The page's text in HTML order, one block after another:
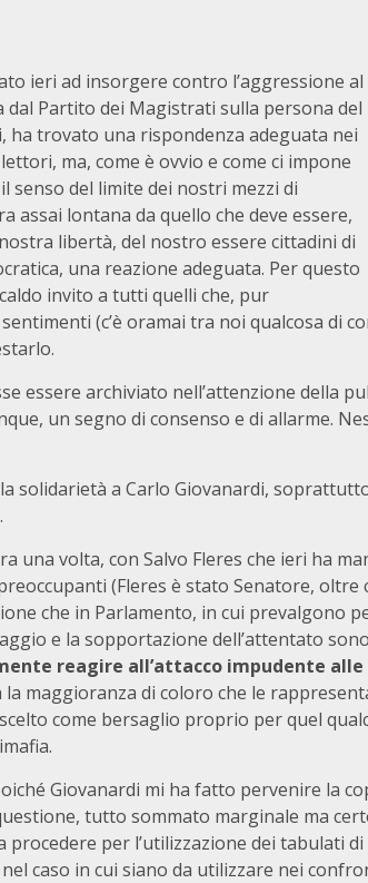
ieri ad insorgere contro l’aggressione al
dal Partito dei Magistrati sulla persona del
ha trovato una rispondenza adeguata nei
ma, come è ovvio e come ci impone
senso del limite dei nostri mezzi di
assai lontana da quello che deve essere,
libertà, del nostro essere cittadini di
una reazione adeguata. Per questo
invito a tutti quelli che, pur
(c’è oramai tra noi qualcosa di
essere archiviato nell’attenzione della
un segno di consenso e di allarme.
solidarietà a Carlo Giovanardi,
una volta, con Salvo Fleres che ieri ha
(Fleres è stato Senatore, oltre
che in Parlamento, in cui prevalgono
e la sopportazione dell’attentato
reagire all’attacco impudente
la maggioranza di coloro che le
come bersaglio proprio per quel
Giovanardi mi ha fatto pervenire la
tutto sommato marginale ma
procedere per l’utilizzazione dei tabulati
caso in cui siano da utilizzare nei